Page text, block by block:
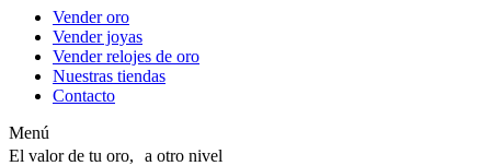
Vender oro
Vender joyas
Vender relojes de oro
Nuestras tiendas
Contacto
Menú
El valor de tu oro, a otro nivel